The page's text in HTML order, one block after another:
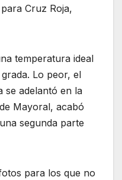
Cruz Roja,
temperatura ideal
Lo peor, el
se adelantó en la
Mayoral, acabó
segunda parte
para los que no